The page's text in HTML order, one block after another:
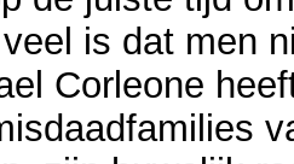
is dat men
Corleone